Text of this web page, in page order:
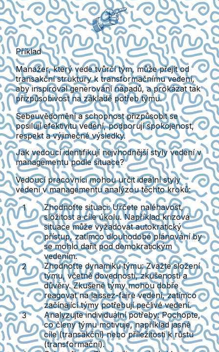
Příklad
Manažer, který vede tvůrčí tým, může přejít od
transakční struktury k transformačnímu vedení,
aby inspiroval generování nápadů, a prokázat tak
přizpůsobivost na základě potřeb týmu.
Sebeuvědomění a schopnost přizpůsobit se
posilují efektivitu vedení, podporují spokojenost,
respekt a výjimečné výsledky.
Jak vedoucí identifikují nejvhodnější styly vedení v
managementu podle situace?
Vedoucí pracovníci mohou určit ideální styly
vedení v managementu analýzou těchto kroků:
Zhodnoťte situaci: Určete naléhavost,
složitost a cíle úkolu. Například krizová
situace může vyžadovat autokratický
přístup, zatímco dlouhodobé plánování by
se mohlo dařit pod demokratickým
vedením.
Zhodnoťte dynamiku týmu: Zvažte složení
týmu, včetně dovedností, zkušeností a
důvěry. Zkušené týmy mohou dobře
reagovat na laissez-faire vedení, zatímco
začínající týmy potřebují pečlivé vedení.
Analyzujte individuální potřeby: Pochopte,
co členy týmu motivuje, například jasné
cíle (transakční) nebo příležitosti k růstu
(transformační).